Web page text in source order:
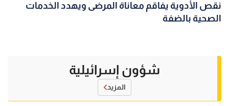
نقص الأدوية يفاقم معاناة المرضى ويهدد الخدمات
الصحية بالضفة
شؤون إسرائيلية
المزيد